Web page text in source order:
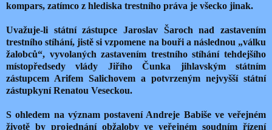
kompars, zatímco z hlediska trestního práva je všecko jinak.
Uvažuje-li státní zástupce Jaroslav Šaroch nad zastavením
trestního stíhání, jistě si vzpomene na bouři a následnou „válku
žalobců“, vyvolaných zastavením trestního stíhání tehdejšího
místopředsedy vlády Jiřího Čunka jihlavským státním
zástupcem Arifem Salichovem a potvrzeným nejvyšší státní
zástupkyní Renatou Veseckou.
S ohledem na význam postavení Andreje Babiše ve veřejném
životě by projednání obžaloby ve veřejném soudním řízení